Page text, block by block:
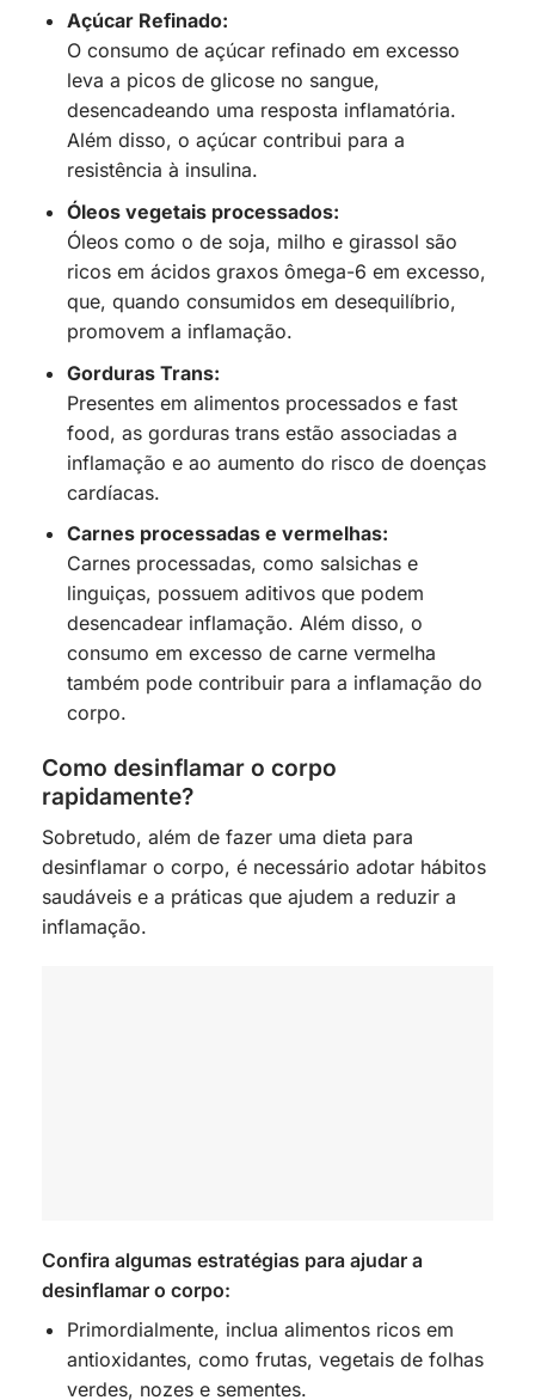
Açúcar Refinado:
O consumo de açúcar refinado em excesso
leva a picos de glicose no sangue,
desencadeando uma resposta inflamatória.
Além disso, o açúcar contribui para a
resistência à insulina.
Óleos vegetais processados:
Óleos como o de soja, milho e girassol são
ricos em ácidos graxos ômega-6 em excesso,
que, quando consumidos em desequilíbrio,
promovem a inflamação.
Gorduras Trans:
Presentes em alimentos processados e fast
food, as gorduras trans estão associadas a
inflamação e ao aumento do risco de doenças
cardíacas.
Carnes processadas e vermelhas:
Carnes processadas, como salsichas e
linguiças, possuem aditivos que podem
desencadear inflamação. Além disso, o
consumo em excesso de carne vermelha
também pode contribuir para a inflamação do
corpo.
Como desinflamar o corpo
rapidamente?
Sobretudo, além de fazer uma dieta para
desinflamar o corpo, é necessário adotar hábitos
saudáveis e a práticas que ajudem a reduzir a
inflamação.
Confira algumas estratégias para ajudar a
desinflamar o corpo:
Primordialmente, inclua alimentos ricos em
antioxidantes, como frutas, vegetais de folhas
verdes, nozes e sementes.